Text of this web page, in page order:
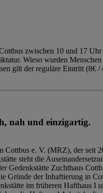
zwischen 10 und 17
Wieso wurden
gilt der reguläre Eintritt (8€ /
nah und einzigartig.
e. V. (MRZ), der seit
steht die
Zuchthaus
der Inhaftierung in
im früheren Hafthaus I